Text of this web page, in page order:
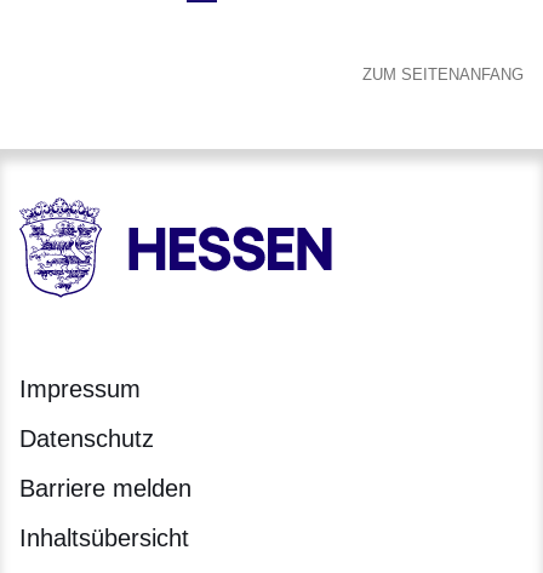
ZUM SEITENANFANG
HESSEN - Hessische Landesregierung
Impressum
Datenschutz
Barriere melden
Inhaltsübersicht